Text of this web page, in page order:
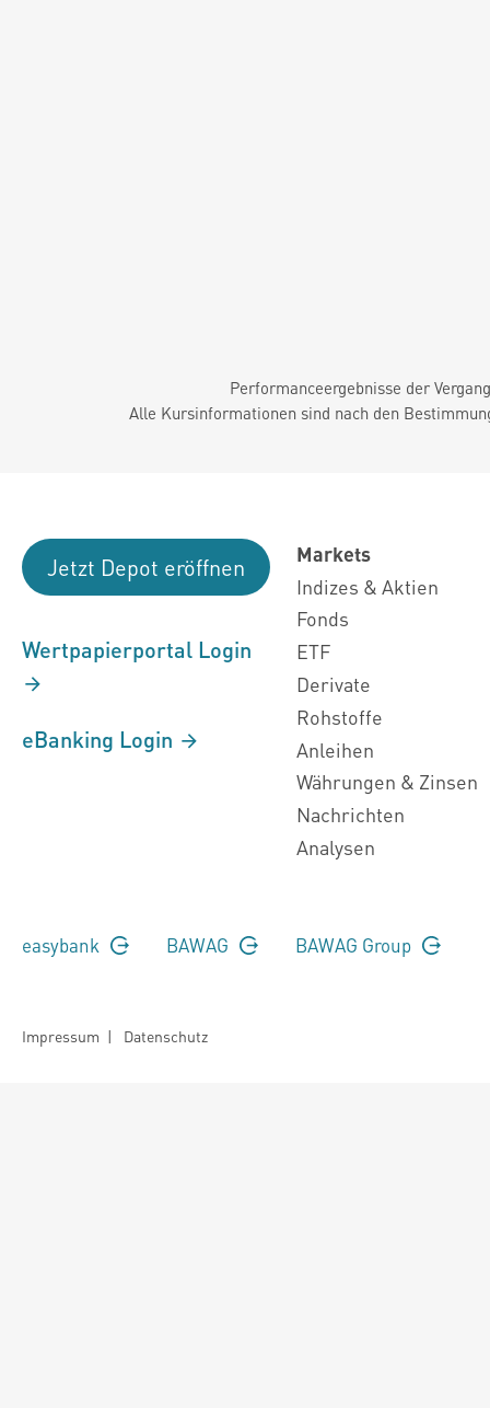
Performanceergebnisse der
Alle Kursinformationen sind nach den
Jetzt Depot eröffnen
Wertpapierportal Login
eBanking Login
Markets
Indizes & Aktien
Fonds
ETF
Derivate
Rohstoffe
Anleihen
Währungen & Zinsen
Nachrichten
Analysen
easybank BAWAG BAWAG Group
Impressum | Datenschutz